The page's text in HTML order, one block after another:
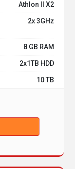
Athlon II X2
2x 3GHz
8 GB RAM
2x1TB HDD
10 TB